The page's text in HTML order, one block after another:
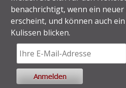
benachrichtigt, wenn ein
erscheint, und können auch
Kulissen blicken.